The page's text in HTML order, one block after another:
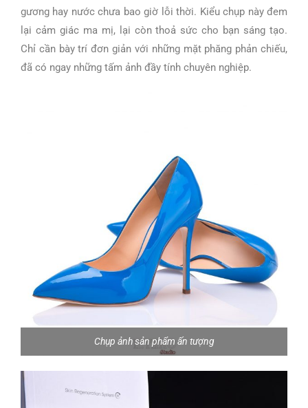
gương hay nước chưa bao giờ lỗi thời. Kiểu chụp này đem
lại cảm giác ma mị, lại còn thoả sức cho bạn sáng tạo.
Chỉ cần bày trí đơn giản với những mặt phăng phản chiếu,
đã có ngay những tấm ảnh đầy tính chuyên nghiệp.
Chụp ảnh sản phẩm ấn tượng